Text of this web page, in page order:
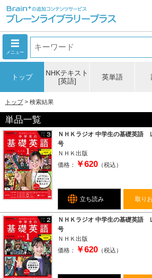
メニュー
トップ
NHKテキスト
[英語]
英単語
トップ 検索結果
単品一覧
ＮＨＫラジオ 中学生の基礎英語
号
ＮＨＫ出版
価格：
￥620 （税込）
立ち読み 取り
ＮＨＫラジオ 中学生の基礎英語
号
ＮＨＫ出版
価格：
￥620 （税込）